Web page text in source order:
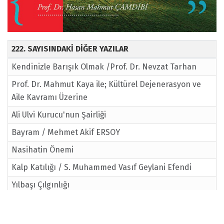
222. SAYISINDAKİ DİĞER YAZILAR
Kendinizle Barışık Olmak /Prof. Dr. Nevzat Tarhan
Prof. Dr. Mahmut Kaya ile; Kültürel Dejenerasyon ve
Aile Kavramı Üzerine
Ali Ulvi Kurucu'nun Şairliği
Bayram / Mehmet Akif ERSOY
Nasihatin Önemi
Kalp Katılığı / S. Muhammed Vasıf Geylani Efendi
Yılbaşı Çılgınlığı